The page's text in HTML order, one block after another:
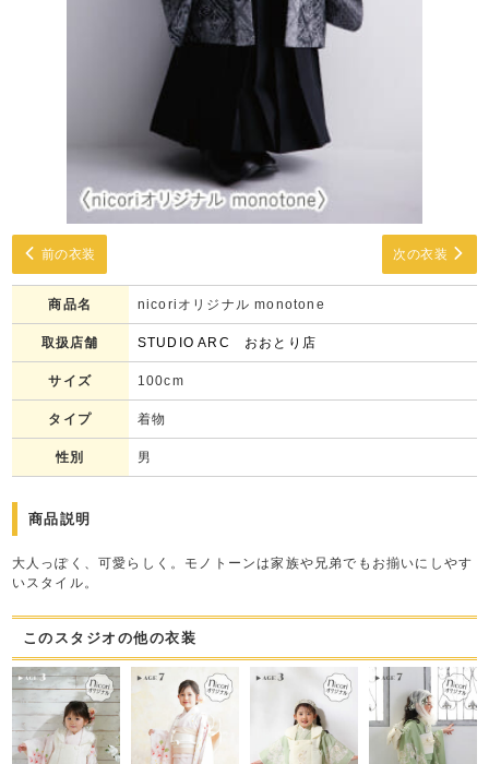
前の衣装 次の衣装
商品名 nicoriオリジナル monotone
取扱店舗 STUDIO ARC おおとり店
サイズ 100cm
タイプ 着物
性別 男
商品説明
大人っぽく、可愛らしく。モノトーンは家族や兄弟でもお揃いにしやす
いスタイル。
このスタジオの他の衣装